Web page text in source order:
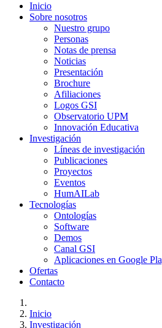
Inicio
Sobre nosotros
Nuestro grupo
Personas
Notas de prensa
Noticias
Presentación
Brochure
Afiliaciones
Logos GSI
Observatorio UPM
Innovación Educativa
Investigación
Líneas de investigación
Publicaciones
Proyectos
Eventos
HumAILab
Tecnologías
Ontologías
Software
Demos
Canal GSI
Aplicaciones en Google
Ofertas
Contacto
Inicio
Investigación